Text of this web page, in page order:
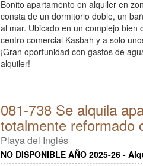
Bonito apartamento en alquiler en
consta de un dormitorio doble, un
al mar. Ubicado en un complejo bien
centro comercial Kasbah y a solo
¡Gran oportunidad con gastos de
alquiler!
081-738 Se alquila
totalmente reformado
Playa del Inglés
NO DISPONIBLE AÑO 2025-26 -